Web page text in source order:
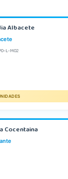
Albacete
L-M02
Cocentaina